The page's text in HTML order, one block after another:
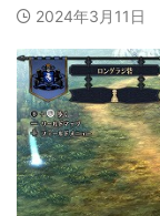
2024年3月11日